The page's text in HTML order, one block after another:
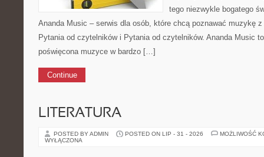
tego niezwykle bogatego
Ananda Music – serwis dla osób, które chcą poznawać muzykę
Pytania od czytelników i Pytania od czytelników. Ananda Music
poświęcona muzyce w bardzo […]
Continue
LITERATURA
POSTED BY ADMIN POSTED ON LIP - 31 - 2026
MOŻLIWOŚĆ
WYŁĄCZONA